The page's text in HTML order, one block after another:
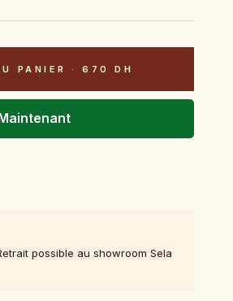
PANIER · 670 DH
possible au showroom Sela